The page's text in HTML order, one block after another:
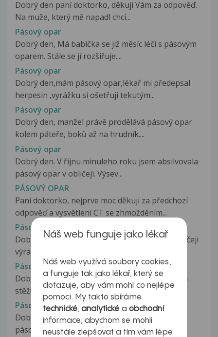
Dobrý den paní doktorko, děkuji Vám za odpověď.
Na muže, který mě napadl chci...
Pásový opar
Dobrý den, Má babička se již měsíc léčí s pásovým
oparem. Stále se jí rozšiřuje....
Pásový opar
Dobrý den,mám pásový opar,lékař mi předepsal
herpesin ,vyrážku si ošetřuji tekutým...
Pásový opar
Dobrý den, manžel právě prodělává pásový opar
kolem páteře, boků až na hrudník....
Pásový opar
Dobrý den. V říjnu minuleho roku jsem absilvovala
pásový opar v obličeji. Výsev...
PÁSOVÝ OPAR
Paní doktorko, nejprve moc děkuji za předchozí
odpověď a vysvětlení CT se zhmožděním...
Pásový opar
Dobrý den mám pásový opar už 3nedeli na obličeji
výrazně na čele to mám ještě...
Pásový opar
Dobrý den, toto úterý jsem byla s kamarádem a
stěžoval si, že ho něco bolí...
Pásový opar
Dobrý den, mojí mamince je 70 let a prodělala
pásový opar, který měla v pravé...
Náš web funguje jako lékař
Náš web využívá soubory cookies,
a funguje tak jako lékař, který se
dotazuje, aby vám mohl co nejlépe
pomoci. My takto sbíráme
technické,analytické a obchodní
informace, abychom se mohli
neustále zlepšovat a tím vám lépe